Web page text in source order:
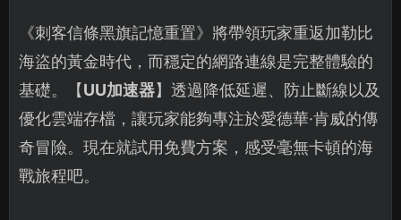
《刺客信條黑旗記憶重置》將帶領玩家重返加勒比
海盜的黃金時代，而穩定的網路連線是完整體驗的
基礎。【UU加速器】透過降低延遲、防止斷線以及
優化雲端存檔，讓玩家能夠專注於愛德華·肯威的傳
奇冒險。現在就試用免費方案，感受毫無卡頓的海
戰旅程吧。